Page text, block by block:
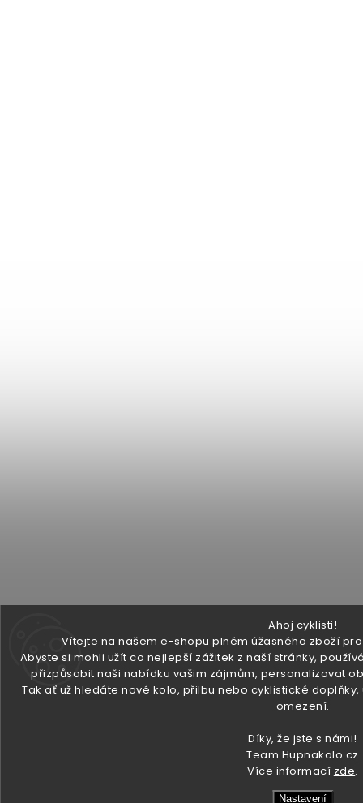
Ahoj cyklisti!
Vítejte na našem e-shopu plném úžasného zboží
Abyste si mohli užít co nejlepší zážitek z naší stránky,
přizpůsobit naši nabídku vašim zájmům, personalizovat
Tak ať už hledáte nové kolo, přilbu nebo cyklistické
omezení.
Díky, že jste s námi!
Team Hupnakolo.cz
Více informací zde.
Nastavení